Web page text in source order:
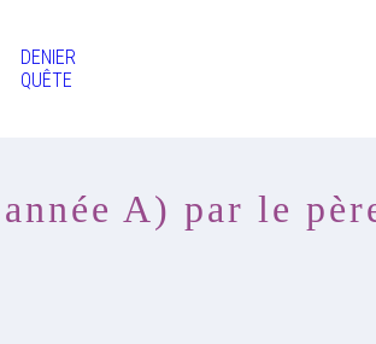
DENIER
QUÊTE
A) par le